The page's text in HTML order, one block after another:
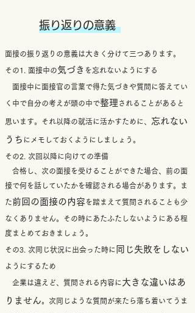
振り返りの意義
​面接の振り返りの意義は大きく分けて三つあります。
その1. 面接中の気づき を忘れないようにする
面接中に面接官の言葉で得た気づきや質問に答えてい
く中で自分の考えが頭の中で整理 されることがあると
思います。それ以降の就活に活かすために、 忘れない
うち にメモしておくようにしましょう。
その2. 次回以降に向けての準備
合格し、次の面接を受けることができた場合、前の面
接で何を話していたかを確認される場合があります。ま
た前回の面接の内容を踏まえて質問されることも少
なくありません。その時にあたふたしないようにある程
度まとめておきましょう。
その3. 次同じ状況に出会った時に 同じ失敗をしない
ようにするため
​ 企業は違えど、質問される内容に大きな違いはあ
りません。次同じような質問が来たら落ち着いてうま